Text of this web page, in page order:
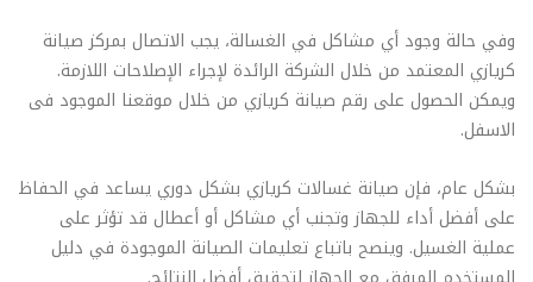
وفي حالة وجود أي مشاكل في الغسالة، يجب الاتصال بمركز صيانة
كريازي المعتمد من خلال الشركة الرائدة لإجراء الإصلاحات اللازمة.
ويمكن الحصول على رقم صيانة كريازي من خلال موقعنا الموجود فى
الاسفل.
بشكل عام، فإن صيانة غسالات كريازي بشكل دوري يساعد في الحفاظ
على أفضل أداء للجهاز وتجنب أي مشاكل أو أعطال قد تؤثر على
عملية الغسيل. وينصح باتباع تعليمات الصيانة الموجودة في دليل